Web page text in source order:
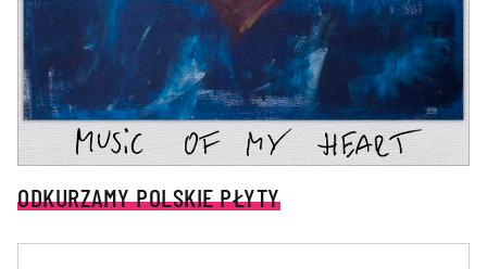
ODKURZAMY POLSKIE PŁYTY